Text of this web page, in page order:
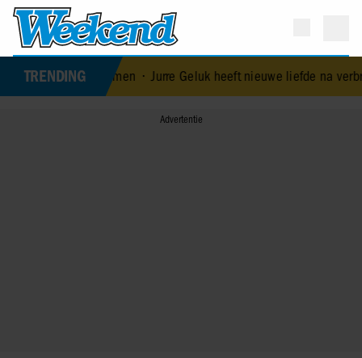
TRENDING
huwelijksproblemen• Jurre Geluk heeft nieuwe liefde na